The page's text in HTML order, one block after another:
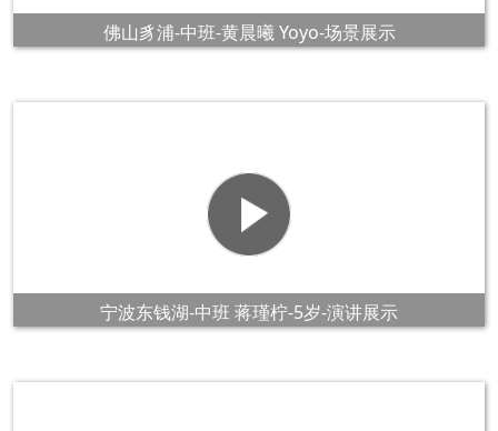
佛山豸浦-中班-黄晨曦 Yoyo-场景展示
宁波东钱湖-中班 蒋瑾柠-5岁-演讲展示